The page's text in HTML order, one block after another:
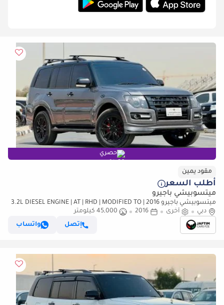
حصري
مقود يمين
أطلب السعر
ميتسوبيشي باجيرو
ميتسوبيشي باجيرو 2016 | 3.2L DIESEL ENGINE | AT | RHD | MODIFIED TO
SIGNATURE EDITION | PREMIUM LEATHER SEATS | BACK (للتصدير فقط)
دبي أخرى 2016
45,000 كيلومتر
إتصل
واتساب